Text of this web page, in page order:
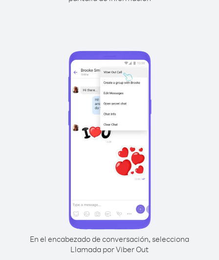
En el encabezado de conversación, selecciona
Llamada por Viber Out